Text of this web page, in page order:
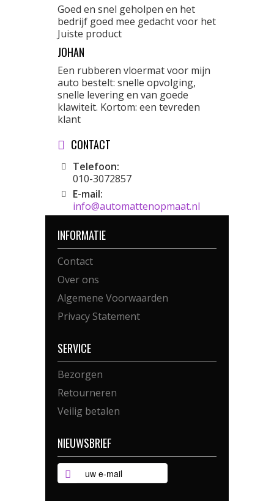
Goed en snel geholpen en het
bedrijf goed mee gedacht voor het
Juiste product
JOHAN
Een rubberen vloermat voor mijn
auto bestelt: snelle opvolging,
snelle levering en van goede
klawiteit. Kortom: een tevreden
klant
CONTACT
Telefoon:
010-3072857
E-mail:
info@automattenopmaat.nl
INFORMATIE
Contact
Over ons
Algemene Voorwaarden
Privacy Statement
SERVICE
Bezorgen
Retourneren
Veilig betalen
NIEUWSBRIEF